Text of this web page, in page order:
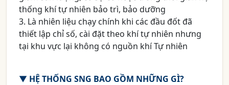
thống khí tự nhiên bảo trì, bảo dưỡng
3. Là nhiên liệu chạy chính khi các đầu đốt đã
thiết lập chỉ số, cài đặt theo khí tự nhiên nhưng
tại khu vực lại không có nguồn khí Tự nhiên
▼ HỆ THỐNG SNG BAO GỒM NHỮNG GÌ?